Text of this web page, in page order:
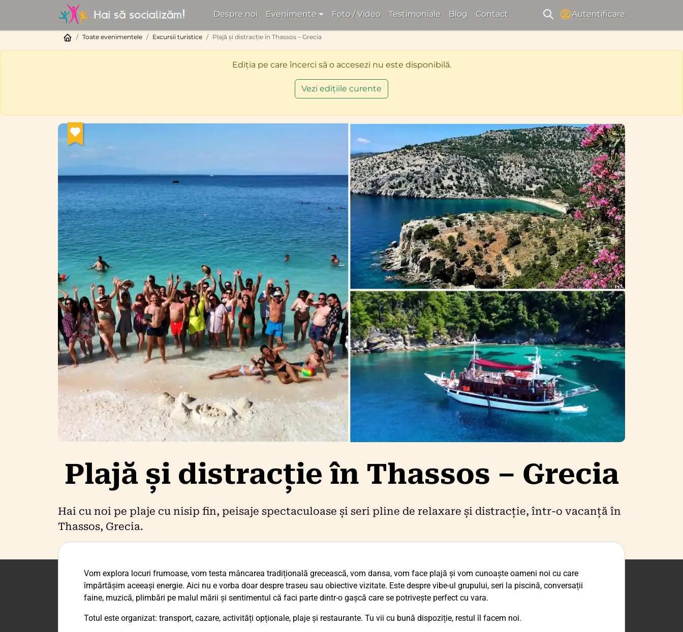
Despre noi Evenimente Foto / Video Testimoniale Blog Contact Autentificare
Toate evenimentele Excursii turistice Plajă și distracție în Thassos – Grecia
Ediția pe care încerci să o accesezi nu este disponibilă.
Vezi edițiile curente
Plajă și distracție în Thassos – Grecia
Hai cu noi pe plaje cu nisip fin, peisaje spectaculoase și seri pline de relaxare și distracție, într-o vacanță în
Thassos, Grecia.
Vom explora locuri frumoase, vom testa mâncarea tradițională grecească, vom dansa, vom face plajă și vom cunoaște oameni noi cu care
împărtășim aceeași energie. Aici nu e vorba doar despre traseu sau obiective vizitate. Este despre vibe-ul grupului, seri la piscină, conversații
faine, muzică, plimbări pe malul mării și sentimentul că faci parte dintr-o gașcă care se potrivește perfect cu vara.
Totul este organizat: transport, cazare, activități opționale, plaje și restaurante. Tu vii cu bună dispoziție, restul îl facem noi.